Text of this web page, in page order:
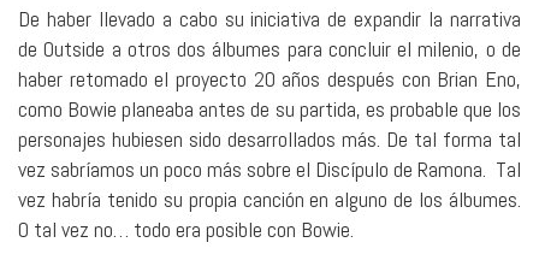
De haber llevado a cabo su iniciativa de expandir la narrativa
de Outside a otros dos álbumes para concluir el milenio, o de
haber retomado el proyecto 20 años después con Brian Eno,
como Bowie planeaba antes de su partida, es probable que los
personajes hubiesen sido desarrollados más. De tal forma tal
vez sabríamos un poco más sobre el Discípulo de Ramona. Tal
vez habría tenido su propia canción en alguno de los álbumes.
O tal vez no… todo era posible con Bowie.